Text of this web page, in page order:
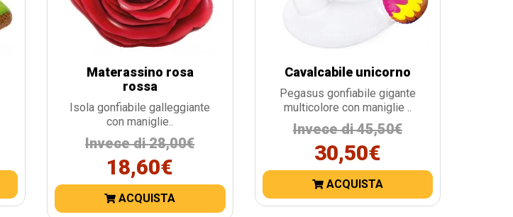
Materassino rosa
rossa
Isola gonfiabile galleggiante
con maniglie..
Invece di 28,00€
18,60€
ACQUISTA
Cavalcabile unicorno
Pegasus gonfiabile gigante
multicolore con maniglie ..
Invece di 45,50€
30,50€
ACQUISTA